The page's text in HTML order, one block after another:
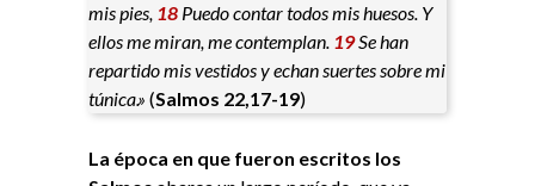
mis pies, 18 Puedo contar todos mis huesos. Y
ellos me miran, me contemplan. 19Se han
repartido mis vestidos y echan suertes sobre mi
túnica.» (Salmos 22,17-19)
La época en que fueron escritos los